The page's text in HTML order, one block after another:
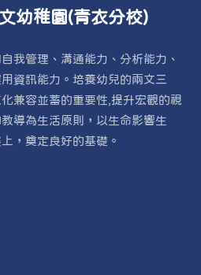
幼稚園(青衣分校)
我管理、溝通能力、分析能力、
資訊能力。培養幼兒的兩文三
兼容並蓄的重要性,提升宏觀的視
導為生活原則，以生命影響生
，奠定良好的基礎。